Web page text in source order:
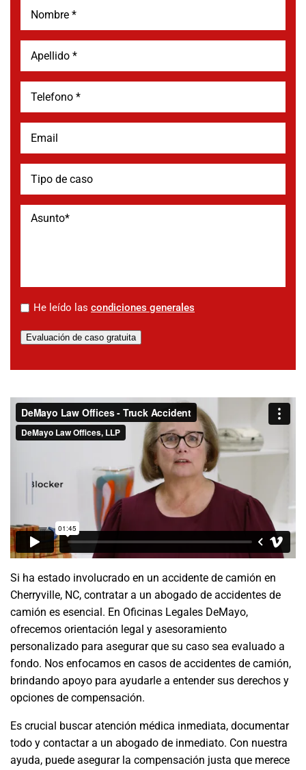
* He leído las condiciones generales
Evaluación de caso gratuita
Si ha estado involucrado en un accidente de camión en
Cherryville, NC, contratar a un abogado de accidentes de
camión es esencial. En Oficinas Legales DeMayo,
ofrecemos orientación legal y asesoramiento
personalizado para asegurar que su caso sea evaluado a
fondo. Nos enfocamos en casos de accidentes de camión,
brindando apoyo para ayudarle a entender sus derechos y
opciones de compensación.
Es crucial buscar atención médica inmediata, documentar
todo y contactar a un abogado de inmediato. Con nuestra
ayuda, puede asegurar la compensación justa que merece